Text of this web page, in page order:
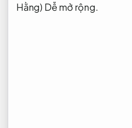
Hằng) Dễ mở rộng.